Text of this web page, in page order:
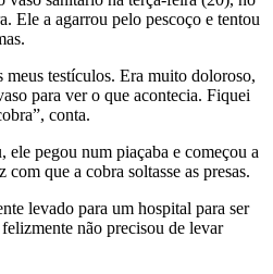
Ele a agarrou pelo pescoço e tentou
meus testículos. Era muito doloroso,
para ver o que acontecia. Fiquei
conta.
ele pegou num piaçaba e começou a
que a cobra soltasse as presas.
levado para um hospital para ser
não precisou de levar